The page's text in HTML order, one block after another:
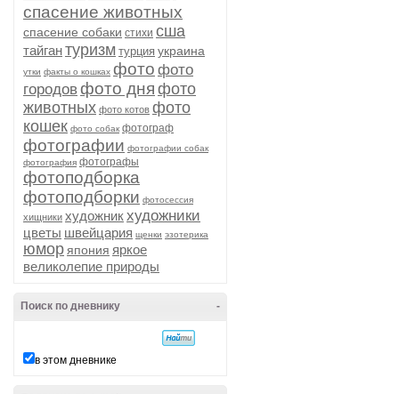
спасение животных
спасение собаки стихи сша
тайгантуризм турция украина
утки факты о кошках фото фото
городовфото дня фото
животных фото котов фото
кошек фото собак фотограф
фотографии фотографии собак
фотография фотографы
фотоподборка
фотоподборки фотосессия
хищники художникхудожники
цветы швейцария щенки эзотерика
юмор япония яркое
великолепие природы
-
Поиск по дневнику
в этом дневнике